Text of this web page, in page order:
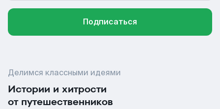
Подписаться
Делимся классными идеями
Истории и хитрости
от путешественников